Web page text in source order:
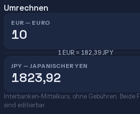
Umrechnen
EUR — EURO
1 EUR = 182,39 JPY
JPY — JAPANISCHER YEN
Interbanken-Mittelkurs, ohne Gebühren. Beide
sind editierbar.